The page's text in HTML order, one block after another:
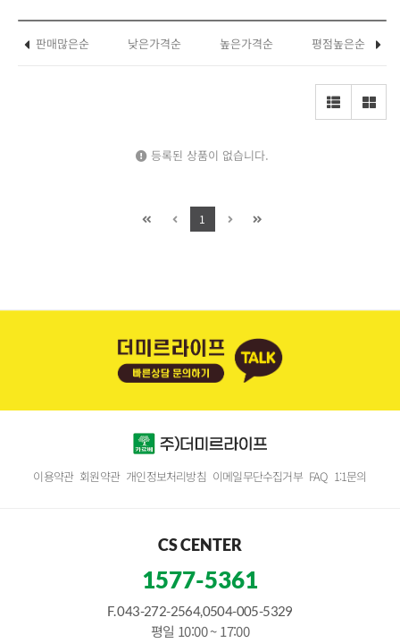
판매많은순 낮은가격순 높은가격순 평점높은순
등록된 상품이 없습니다.
1
이용약관 회원약관 개인정보처리방침 이메일무단수집거부 FAQ 1:1문의
CS CENTER
1577-5361
F. 043-272-2564,0504-005-5329
평일 10:00 ~ 17:00